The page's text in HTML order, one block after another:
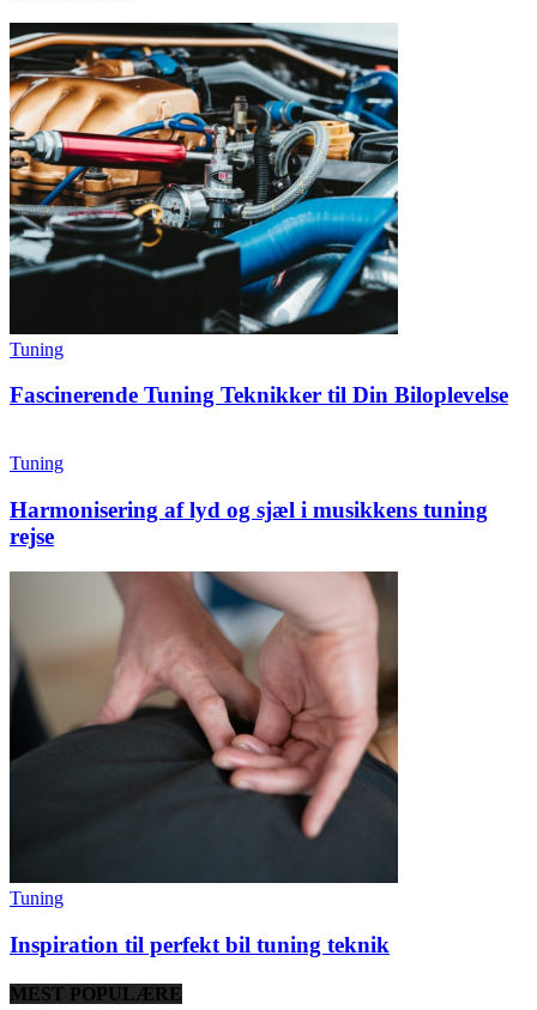
Tuning
Fascinerende Tuning Teknikker til Din Biloplevelse
Tuning
Harmonisering af lyd og sjæl i musikkens tuning
rejse
Tuning
Inspiration til perfekt bil tuning teknik
MEST POPULÆRE